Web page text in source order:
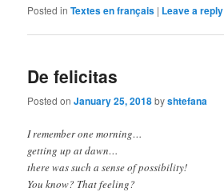
Posted in Textes en français | Leave a reply
De felicitas
Posted onJanuary 25, 2018byshtefana
I remember one morning…
getting up at dawn…
there was such a sense of possibility!
You know? That feeling?